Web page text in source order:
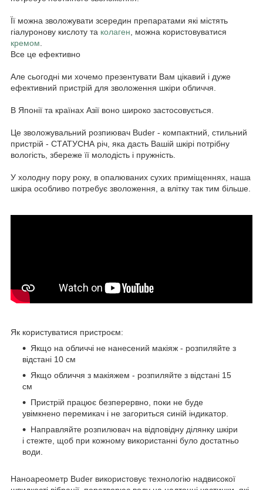
Її можна зволожувати зсередин препаратами які містять
гіалуронову кислоту та колаген , можна користовуватися
кремом
Все це ефективно
Але сьогодні ми хочемо презентувати Вам цікавий і дуже
ефективний пристрій для зволоження шкіри обличчя.
В Японії та країнах Азії воно широко застосовується.
Це зволожувальний розпиювач Buder - компактний, стильний
пристрій - СТАТУСНА річ, яка дасть Вашій шкірі потрібну
вологість, збереже її молодість і пружність.
У холодну пору року, в опалюваних сухих приміщеннях, наша
шкіра особливо потребує зволоження, а влітку так тим більше.
Як користуватися пристроєм:
Якщо на обличчі не нанесений макіяж - розпиляйте з
відстані 10 см
Якщо обличчя з макіяжем - розпиляйте з відстані 15
см
Пристрій працює безперервно, поки не буде
увімкнено перемикач і не загориться синій індикатор.
Направляйте розпилювач на відповідну ділянку шкіри
і стежте, щоб при кожному використанні було достатньо
води.
Наноареометр Buder використовує технологію надвисокої